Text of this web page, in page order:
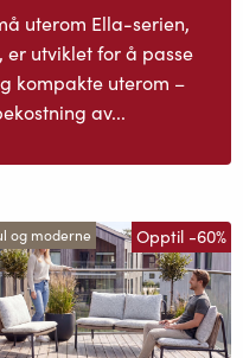
uterom Ella-serien,
er utviklet for å passe
kompakte uterom –
av...
og moderne Opptil -60%